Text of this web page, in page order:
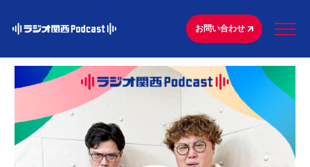
お問い合わせ